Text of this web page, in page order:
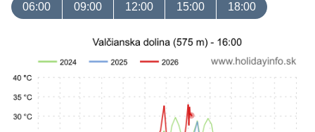
06:00 09:00 12:00 15:00 18:00